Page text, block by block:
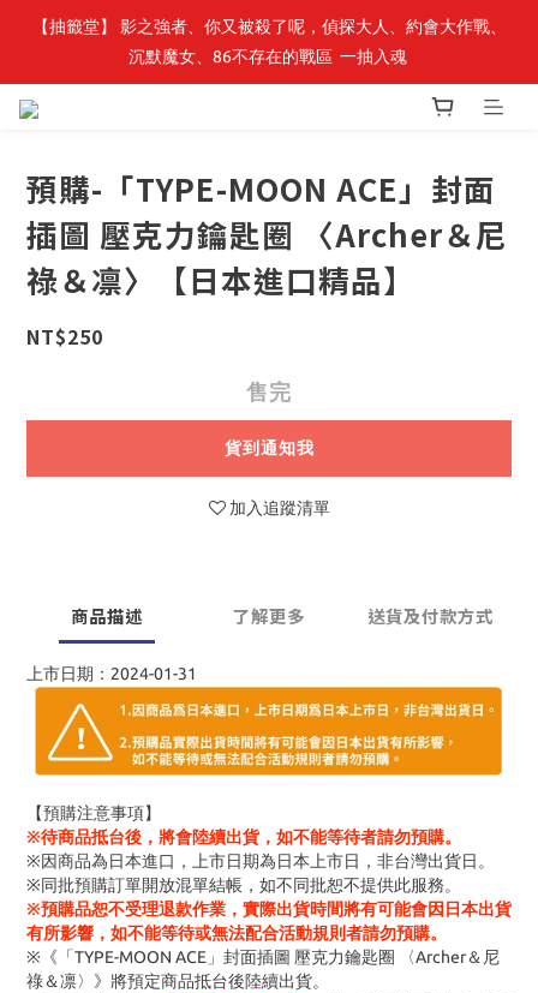
最新開賣🔥「全知讀者視角」 周邊商品
【抽籤堂】 影之強者、你又被殺了呢，偵探大人、約會大作戰、
沉默魔女、86不存在的戰區  一抽入魂
預購-「TYPE-MOON ACE」封面
插圖 壓克力鑰匙圈 〈Archer＆尼
祿＆凛〉【日本進口精品】
NT$250
售完
貨到通知我
加入追蹤清單
商品描述 了解更多 送貨及付款方式
上市日期：2024-01-31
【預購注意事項】
※待商品抵台後，將會陸續出貨，如不能等待者請勿預購。
※因商品為日本進口，上市日期為日本上市日，非台灣出貨日。
※同批預購訂單開放混單結帳，如不同批恕不提供此服務。
※預購品恕不受理退款作業，實際出貨時間將有可能會因日本出貨
有所影響，如不能等待或無法配合活動規則者請勿預購。
※《「TYPE-MOON ACE」封面插圖 壓克力鑰匙圈 〈Archer＆尼
祿＆凛〉》將預定商品抵台後陸續出貨。